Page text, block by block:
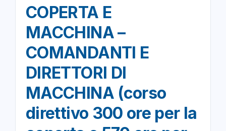
COPERTA E
MACCHINA –
COMANDANTI E
DIRETTORI DI
MACCHINA (corso
direttivo 300 ore per la